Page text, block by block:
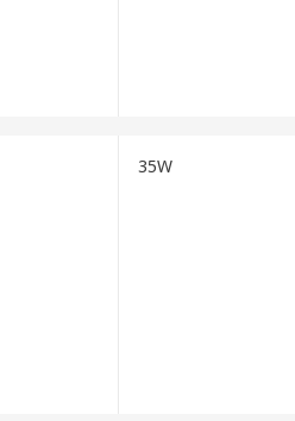
35W